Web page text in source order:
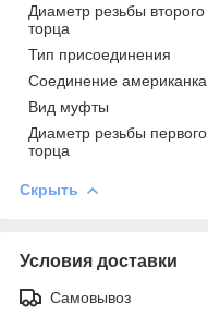
Диаметр резьбы второго
торца
Тип присоединения
Соединение американка
Вид муфты
Диаметр резьбы первого
торца
Скрыть
Условия доставки
Самовывоз